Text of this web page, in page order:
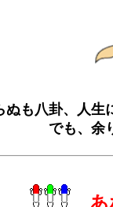
ぬも八卦、人生
でも、余
あ